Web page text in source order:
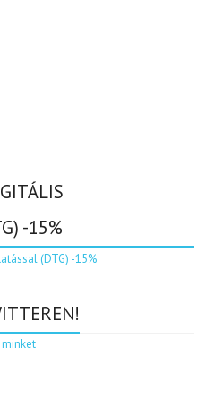
-15%